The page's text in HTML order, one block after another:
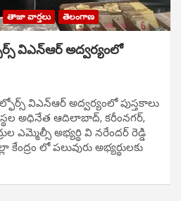
తాజా వార్తలు తెలంగాణ
విఎన్ఆర్ అద్వర్యంలో
విఎన్ఆర్ అద్వర్యంలో పుస్తకాలు
అధినేత ఆదిలాబాద్, కరీంనగర్,
ఎమ్మెల్సీ అభ్యర్థి వి నరేందర్ రెడ్డి
లో పలువురు అభ్యర్థులకు